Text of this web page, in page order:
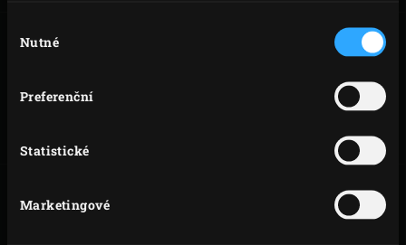
souhlasu
Nutné
Preferenční
Statistické
Marketingové
MONTÁŽ XLARGE